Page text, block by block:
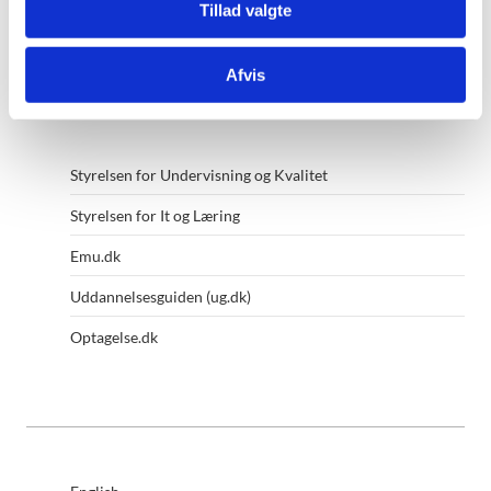
Tillad valgte
Afvis
Andre af ministeriets hjemmesider
Styrelsen for Undervisning og Kvalitet
Styrelsen for It og Læring
Emu.dk
Uddannelsesguiden (ug.dk)
Optagelse.dk